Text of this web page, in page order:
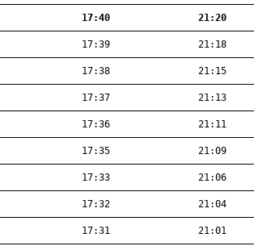
17:40 21:20
17:39 21:18
17:38 21:15
17:37 21:13
17:36 21:11
17:35 21:09
17:33 21:06
17:32 21:04
17:31 21:01